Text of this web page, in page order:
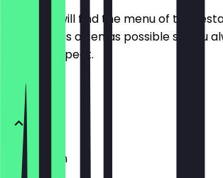
Here you will find the menu of the
update it as often as possible so you
what to expect.
Burger
BBQ Bacon